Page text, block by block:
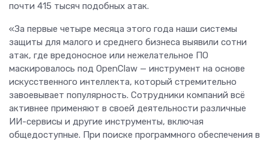
почти 415 тысяч подобных атак.
«За первые четыре месяца этого года наши системы
защиты для малого и среднего бизнеса выявили сотни
атак, где вредоносное или нежелательное ПО
маскировалось под OpenClaw — инструмент на основе
искусственного интеллекта, который стремительно
завоевывает популярность. Сотрудники компаний всё
активнее применяют в своей деятельности различные
ИИ-сервисы и другие инструменты, включая
общедоступные. При поиске программного обеспечения в